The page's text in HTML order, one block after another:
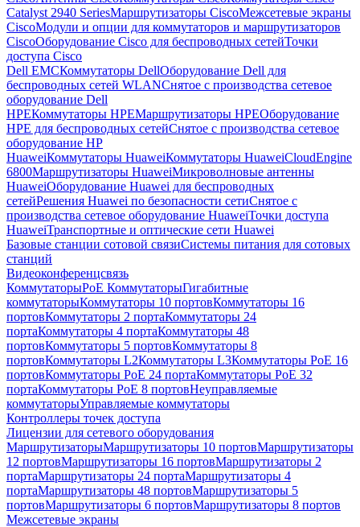
Catalyst 2940 SeriesМаршрутизаторы CiscoМежсетевые экраны
CiscoМодули и опции для коммутаторов и маршрутизаторов
CiscoОборудование Cisco для беспроводных сетейТочки
доступа Cisco
Dell EMCКоммутаторы DellОборудование Dell для
беспроводных сетей WLANСнятое с производства сетевое
оборудование Dell
HPEКоммутаторы HPEМаршрутизаторы HPEОборудование
HPE для беспроводных сетейСнятое с производства сетевое
оборудование HP
HuaweiКоммутаторы HuaweiКоммутаторы HuaweiCloudEngine
6800Маршрутизаторы HuaweiМикроволновые антенны
HuaweiОборудование Huawei для беспроводных
сетейРешения Huawei по безопасности сетиСнятое с
производства сетевое оборудование HuaweiТочки доступа
HuaweiТранспортные и оптические сети Huawei
Базовые станции сотовой связиСистемы питания для сотовых
станций
Видеоконференцсвязь
КоммутаторыPoE КоммутаторыГигабитные
коммутаторыКоммутаторы 10 портовКоммутаторы 16
портовКоммутаторы 2 портаКоммутаторы 24
портаКоммутаторы 4 портаКоммутаторы 48
портовКоммутаторы 5 портовКоммутаторы 8
портовКоммутаторы L2Коммутаторы L3Коммутаторы PoE 16
портовКоммутаторы PoE 24 портаКоммутаторы PoE 32
портаКоммутаторы PoE 8 портовНеуправляемые
коммутаторыУправляемые коммутаторы
Контроллеры точек доступа
Лицензии для сетевого оборудования
МаршрутизаторыМаршрутизаторы 10 портовМаршрутизаторы
12 портовМаршрутизаторы 16 портовМаршрутизаторы 2
портаМаршрутизаторы 24 портаМаршрутизаторы 4
портаМаршрутизаторы 48 портовМаршрутизаторы 5
портовМаршрутизаторы 6 портовМаршрутизаторы 8 портов
Межсетевые экраны